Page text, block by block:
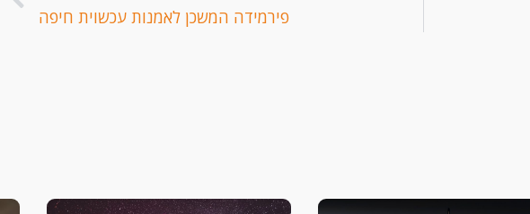
פירמידה המשכן לאמנות עכשוית חיפה